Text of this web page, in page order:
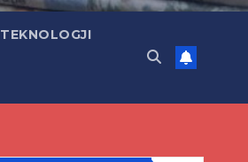
TEKNOLOGJI